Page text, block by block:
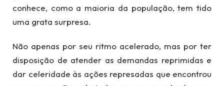
conhece, como a maioria da população, tem tido
uma grata surpresa.
Não apenas por seu ritmo acelerado, mas por ter
disposição de atender as demandas reprimidas e
dar celeridade às ações represadas que encontrou